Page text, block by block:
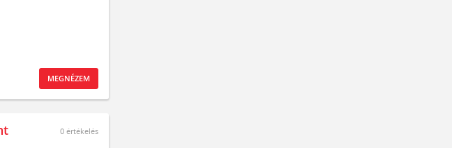
MEGNÉZEM
0 értékelés